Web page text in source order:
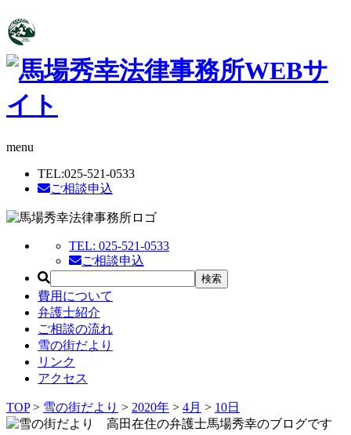
menu
TEL:025-521-0533
ご相談申込
TEL: 025-521-0533
ご相談申込
費用について
弁護士紹介
ご相談の流れ
雪の街だより
リンク
アクセス
TOP> 雪の街だより > 2020年 > 4月 > 10日